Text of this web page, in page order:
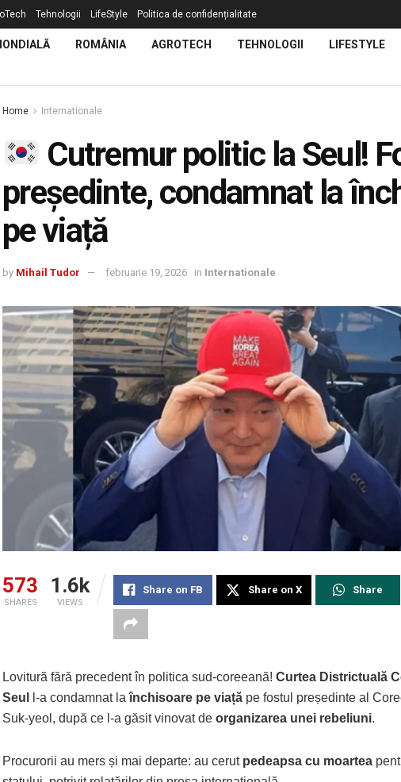
Tehnologii LifeStyle Politica de confidențialitate
ROMÂNIA AGROTECH TEHNOLOGII LIFESTYLE
Home Internationale
Cutremur politic la Seul!
președinte, condamnat la
pe viață
by Mihail Tudor februarie 19, 2026 in Internationale
573
SHARES
1.6k
VIEWS
Share on FB Share on X Share
Lovitură fără precedent în politica sud-coreeană! Curtea Districtuală
Seul
l-a condamnat laînchisoare pe viață pe fostul președinte al
Suk-yeol, după ce l-a găsit vinovat de organizarea unei rebeliuni.
Procurorii au mers și mai departe: au cerut pedeapsa cu moartea